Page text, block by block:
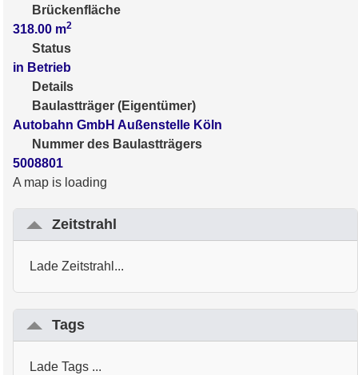
Brückenfläche
318.00 m2
Status
in Betrieb
Details
Baulastträger (Eigentümer)
Autobahn GmbH Außenstelle Köln
Nummer des Baulastträgers
5008801
A map is loading
Zeitstrahl
Lade Zeitstrahl...
Tags
Lade Tags ...